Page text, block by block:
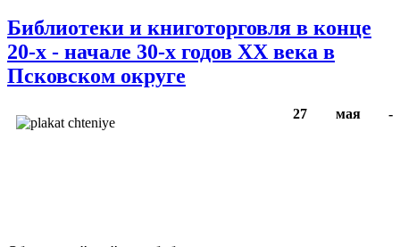
Библиотеки и книготорговля в конце
20-х - начале 30-х годов XX века в
Псковском округе
27 мая -